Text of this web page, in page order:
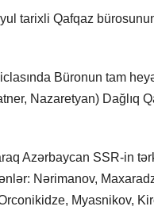
tarixli Qafqaz
Büronun tam
Nazaretyan) Dağlıq
Azərbaycan SSR-in
Nərimanov,
Myasnikov,